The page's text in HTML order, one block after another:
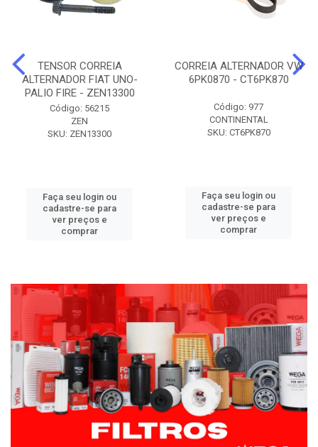
TENSOR CORREIA
ALTERNADOR FIAT UNO-
PALIO FIRE - ZEN13300
Código: 56215
ZEN
SKU: ZEN13300
Faça seu login ou
cadastre-se para
ver preços e
comprar
CORREIA ALTERNADOR VW
6PK0870 - CT6PK870
Código: 977
CONTINENTAL
SKU: CT6PK870
Faça seu login ou
cadastre-se para
ver preços e
comprar